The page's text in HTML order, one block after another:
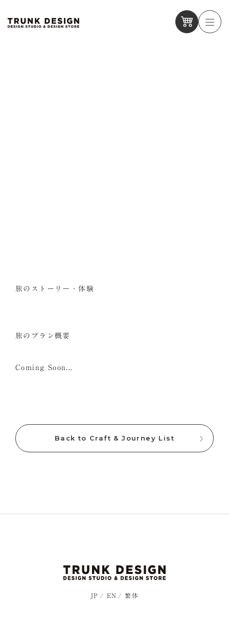
【1/31・2/7】垂水店 営業時間変更のお知らせ
旅のストーリー・体験
旅のプラン概要
Coming Soon...
Back to Craft & Journey List
JP EN 繁体